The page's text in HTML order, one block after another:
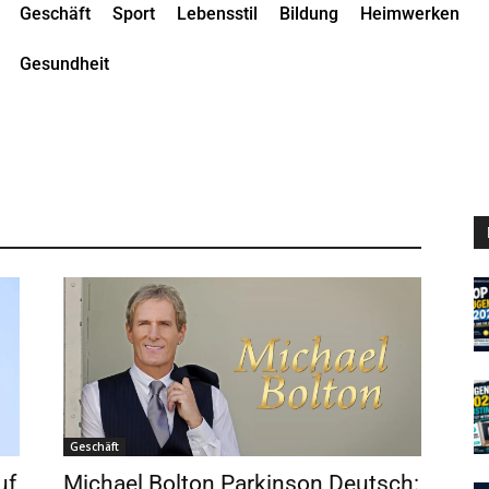
Geschäft Sport Lebensstil Bildung Heimwerken
Gesundheit
Geschäft
Michael Bolton Parkinson Deutsch: